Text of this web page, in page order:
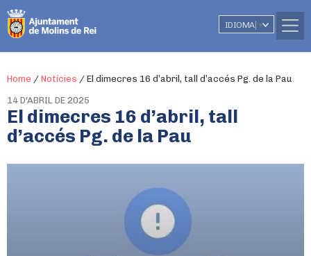
IDIOMA ▼
Home / Notícies / El dimecres 16 d’abril, tall d’accés Pg. de la Pau
14 D'ABRIL DE 2025
El dimecres 16 d’abril, tall
d’accés Pg. de la Pau